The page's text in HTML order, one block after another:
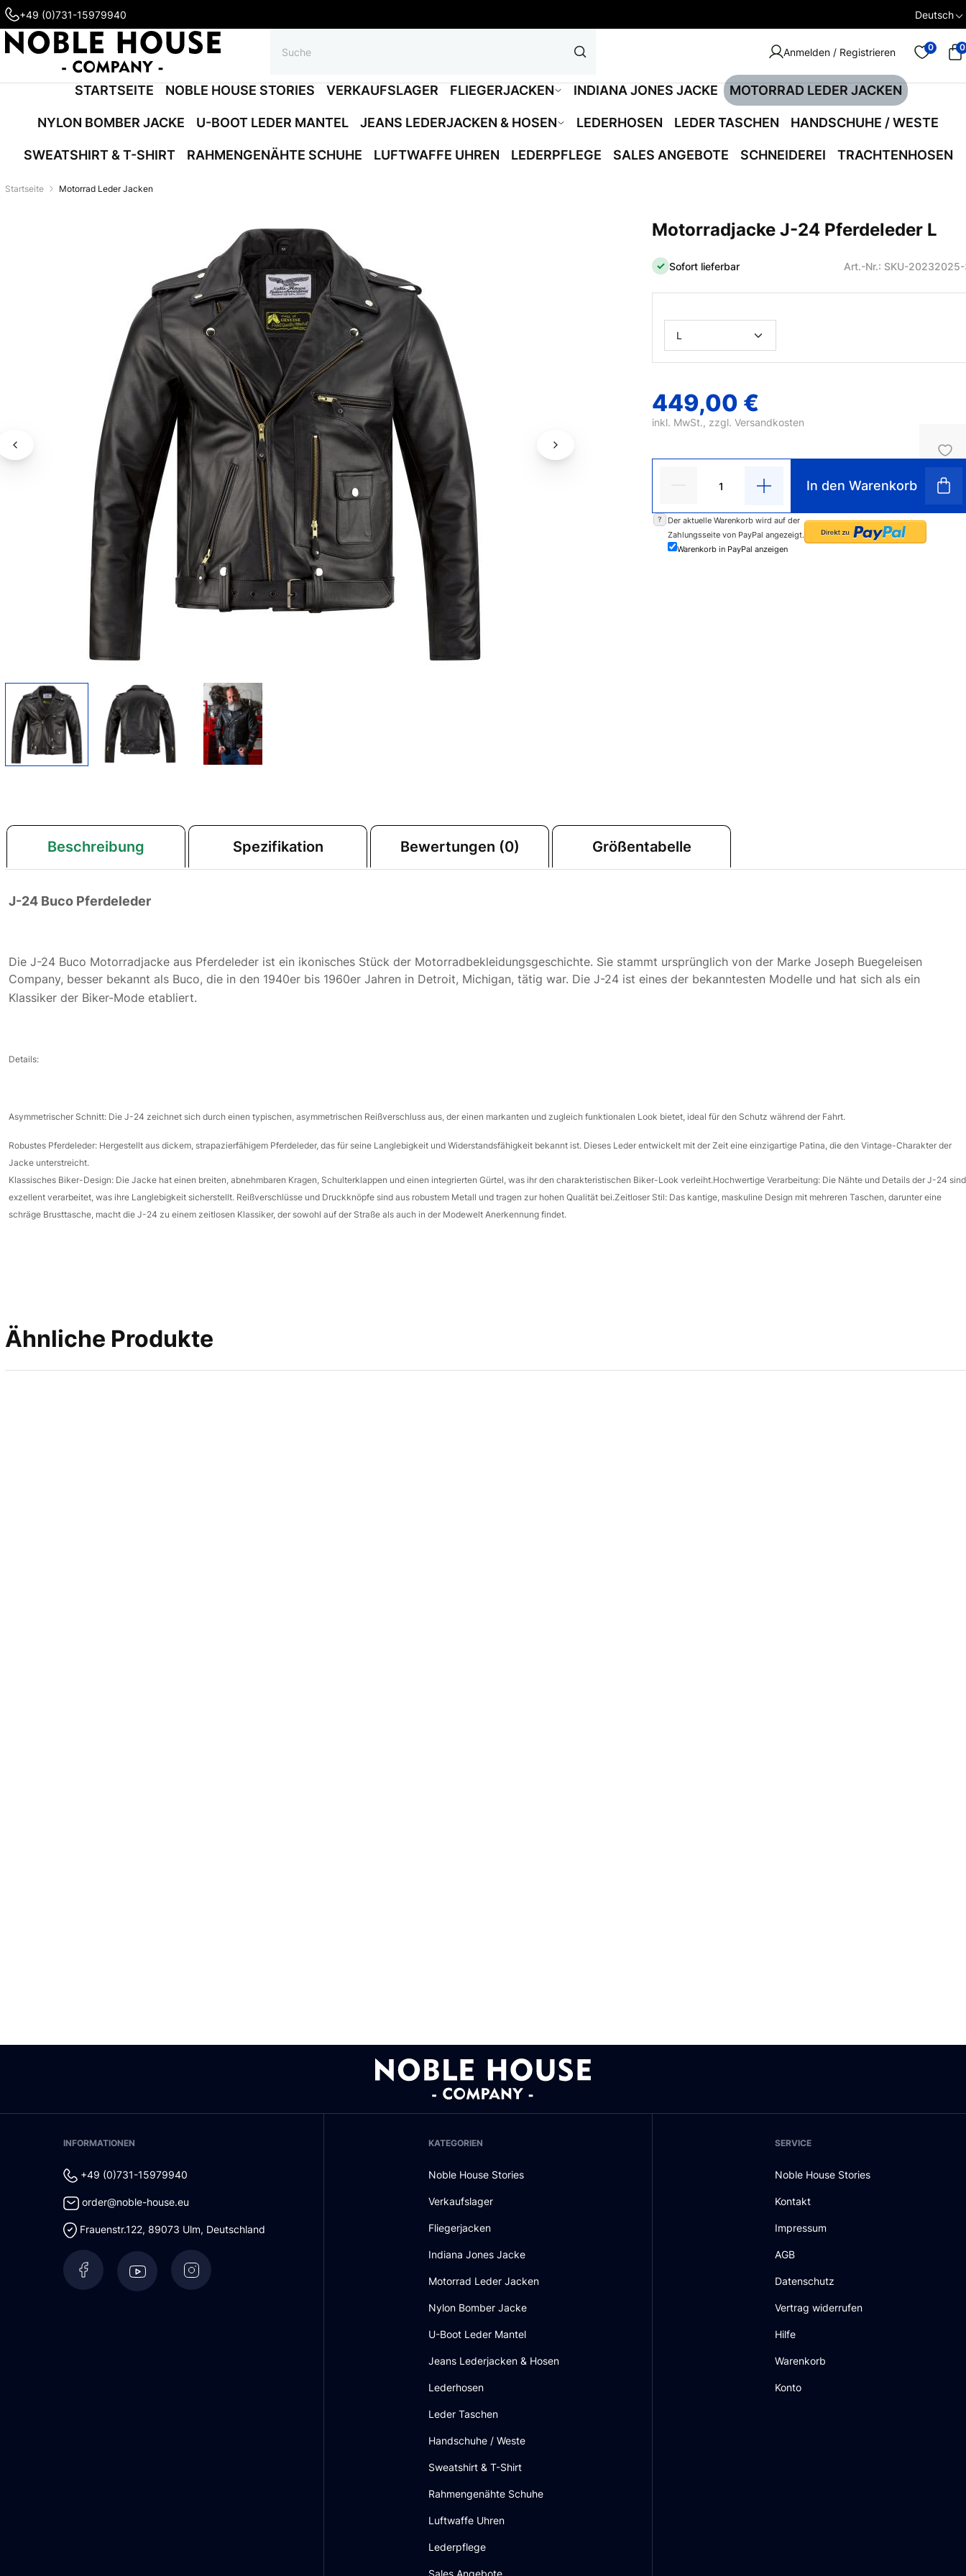
+49 (0)731-15979940 Deutsch
Anmelden / Registrieren 0 0
STARTSEITE NOBLE HOUSE STORIES VERKAUFSLAGER FLIEGERJACKEN INDIANA JONES JACKE MOTORRAD LEDER JACKEN
NYLON BOMBER JACKE U-BOOT LEDER MANTEL JEANS LEDERJACKEN & HOSEN LEDERHOSEN LEDER TASCHEN HANDSCHUHE / WESTE
SWEATSHIRT & T-SHIRT RAHMENGENÄHTE SCHUHE LUFTWAFFE UHREN LEDERPFLEGE SALES ANGEBOTE SCHNEIDEREI TRACHTENHOSEN
Startseite Motorrad Leder Jacken
Motorradjacke J-24 Pferdeleder L
Sofort lieferbar Art.-Nr.: SKU-
449,00 €
inkl. MwSt., zzgl.Versandkosten
In den Warenkorb
?
Der aktuelle Warenkorb wird auf der
Zahlungsseite von PayPal angezeigt.
Warenkorb in PayPal anzeigen
Beschreibung Spezifikation Bewertungen (0) Größentabelle
J-24 Buco Pferdeleder
Die J-24 Buco Motorradjacke aus Pferdeleder ist ein ikonisches Stück der Motorradbekleidungsgeschichte. Sie stammt ursprünglich von der Marke Joseph Buegeleisen
Company, besser bekannt als Buco, die in den 1940er bis 1960er Jahren in Detroit, Michigan, tätig war. Die J-24 ist eines der bekanntesten Modelle und hat sich als ein
Klassiker der Biker-Mode etabliert.
Details:
Asymmetrischer Schnitt: Die J-24 zeichnet sich durch einen typischen, asymmetrischen Reißverschluss aus, der einen markanten und zugleich funktionalen Look bietet, ideal für den Schutz während der Fahrt.
Robustes Pferdeleder: Hergestellt aus dickem, strapazierfähigem Pferdeleder, das für seine Langlebigkeit und Widerstandsfähigkeit bekannt ist. Dieses Leder entwickelt mit der Zeit eine einzigartige Patina, die den Vintage-Charakter der
Jacke unterstreicht.
Klassisches Biker-Design: Die Jacke hat einen breiten, abnehmbaren Kragen, Schulterklappen und einen integrierten Gürtel, was ihr den charakteristischen Biker-Look verleiht.Hochwertige Verarbeitung: Die Nähte und Details der J-24 sind
exzellent verarbeitet, was ihre Langlebigkeit sicherstellt. Reißverschlüsse und Druckknöpfe sind aus robustem Metall und tragen zur hohen Qualität bei.Zeitloser Stil: Das kantige, maskuline Design mit mehreren Taschen, darunter eine
schräge Brusttasche, macht die J-24 zu einem zeitlosen Klassiker, der sowohl auf der Straße als auch in der Modewelt Anerkennung findet.
Ähnliche Produkte
INFORMATIONEN
+49 (0)731-15979940
order@noble-house.eu
Frauenstr.122, 89073 Ulm, Deutschland
KATEGORIEN
Noble House Stories
Verkaufslager
Fliegerjacken
Indiana Jones Jacke
Motorrad Leder Jacken
Nylon Bomber Jacke
U-Boot Leder Mantel
Jeans Lederjacken & Hosen
Lederhosen
Leder Taschen
Handschuhe / Weste
Sweatshirt & T-Shirt
Rahmengenähte Schuhe
Luftwaffe Uhren
Lederpflege
Sales Angebote
SERVICE
Noble House Stories
Kontakt
Impressum
AGB
Datenschutz
Vertrag widerrufen
Hilfe
Warenkorb
Konto